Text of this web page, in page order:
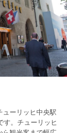
ーリッヒ中央駅
す。チューリッヒ